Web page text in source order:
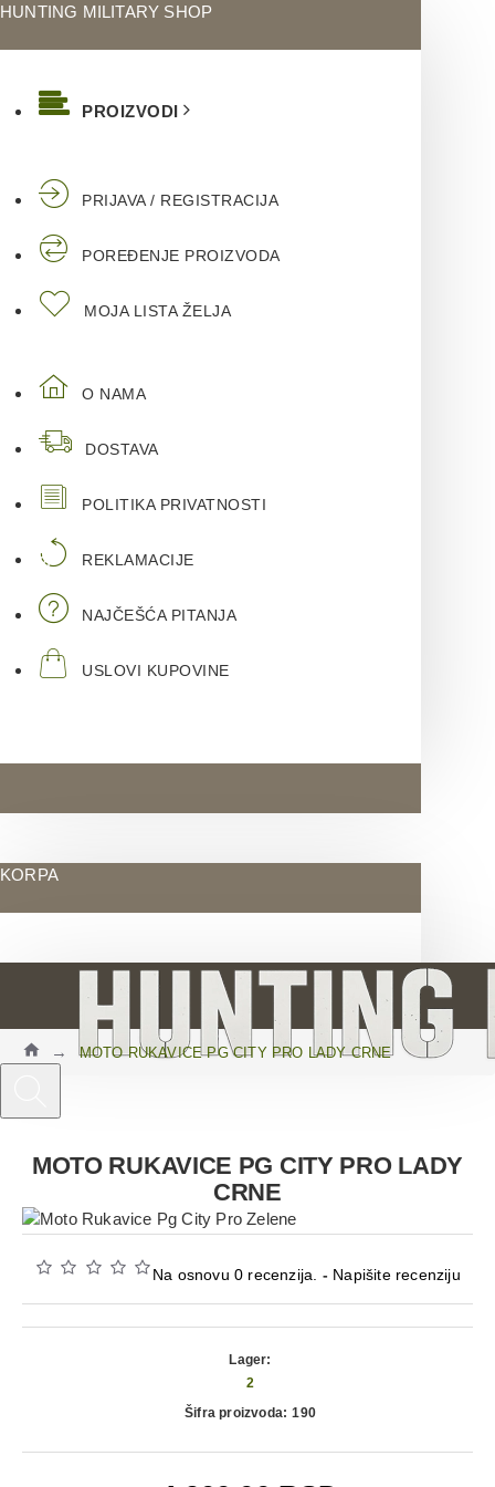
HUNTING MILITARY SHOP
PROIZVODI
PRIJAVA / REGISTRACIJA
POREĐENJE PROIZVODA
MOJA LISTA ŽELJA
O NAMA
DOSTAVA
POLITIKA PRIVATNOSTI
REKLAMACIJE
NAJČEŠĆA PITANJA
USLOVI KUPOVINE
KORPA
MOTO RUKAVICE PG CITY PRO LADY CRNE
MOTO RUKAVICE PG CITY PRO LADY
CRNE
Na osnovu 0 recenzija. - Napišite recenziju
Lager:
2
Šifra proizvoda: 190